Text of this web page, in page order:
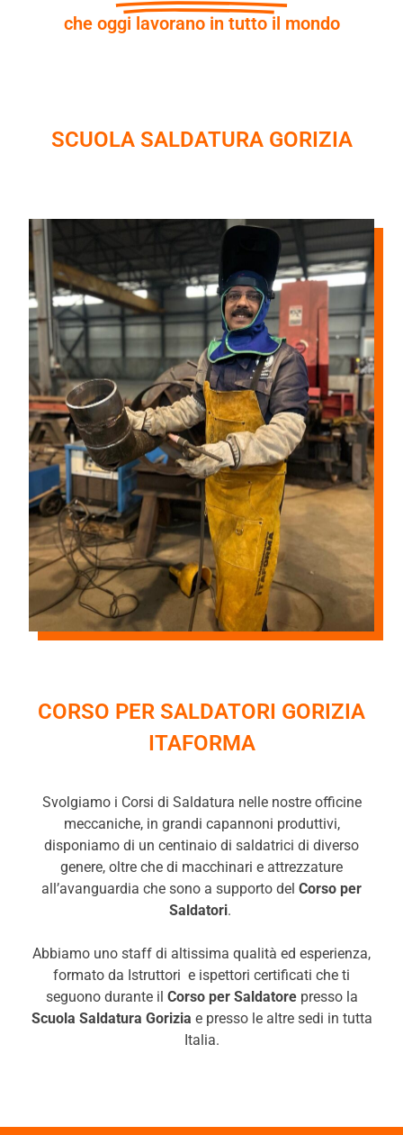
che oggi lavorano in tutto il mondo
SCUOLA SALDATURA GORIZIA
CORSO PER SALDATORI GORIZIA
ITAFORMA
Svolgiamo i Corsi di Saldatura nelle nostre officine
meccaniche, in grandi capannoni produttivi,
disponiamo di un centinaio di saldatrici di diverso
genere, oltre che di macchinari e attrezzature
all’avanguardia che sono a supporto del Corso per
Saldatori.
Abbiamo uno staff di altissima qualità ed esperienza,
formato da Istruttori e ispettori certificati che ti
seguono durante il Corso per Saldatore presso la
Scuola Saldatura Gorizia e presso le altre sedi in tutta
Italia.